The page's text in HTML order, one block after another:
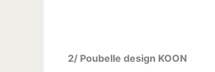
2/ Poubelle design KOON